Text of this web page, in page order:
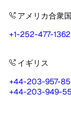
アメリカ合衆国
+1-252-477-1362
イギリス
+44-203-957-
+44-203-949-